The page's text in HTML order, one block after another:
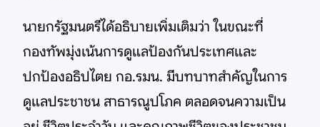
นายกรัฐมนตรีได้อธิบายเพิ่มเติมว่า ในขณะที่
กองทัพมุ่งเน้นการดูแลป้องกันประเทศและ
ปกป้องอธิปไตย กอ.รมน. มีบทบาทสำคัญในการ
ดูแลประชาชน สาธารณูปโภค ตลอดจนความเป็น